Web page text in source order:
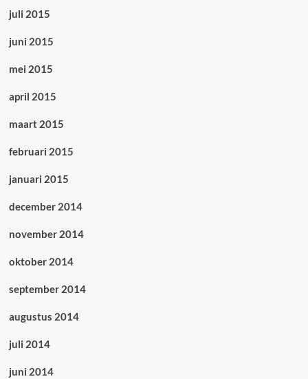
juli 2015
juni 2015
mei 2015
april 2015
maart 2015
februari 2015
januari 2015
december 2014
november 2014
oktober 2014
september 2014
augustus 2014
juli 2014
juni 2014